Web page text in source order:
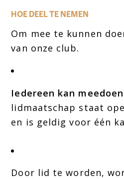
HOE DEEL TE NEMEN
Om mee te kunnen
van onze club.
Iedereen kan meedoen
lidmaatschap staat
en is geldig voor één
Door lid te worden,